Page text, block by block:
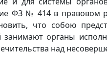
ФЗ № 414 в правовом
что собою
занимают органы
над